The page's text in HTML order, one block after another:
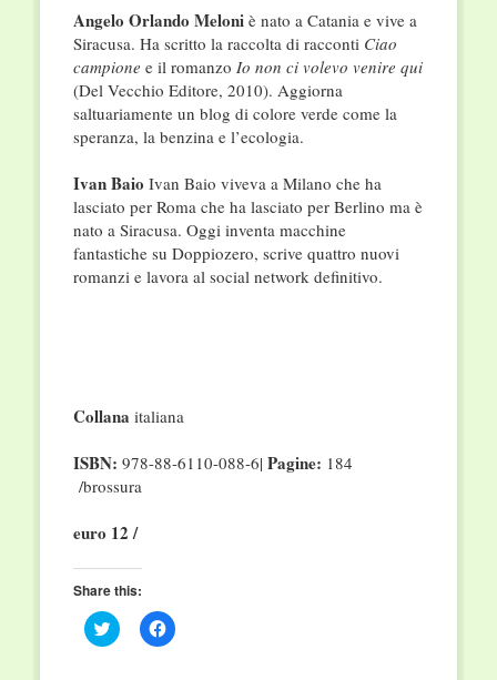
Angelo Orlando Meloniè nato a Catania e vive a
Siracusa. Ha scritto la raccolta di racconti Ciao
campione e il romanzo Io non ci volevo venire qui
(Del Vecchio Editore, 2010). Aggiorna
saltuariamente un blog di colore verde come la
speranza, la benzina e l’ecologia.
Ivan Baio Ivan Baio viveva a Milano che ha
lasciato per Roma che ha lasciato per Berlino ma è
nato a Siracusa. Oggi inventa macchine
fantastiche su Doppiozero, scrive quattro nuovi
romanzi e lavora al social network definitivo.
Collana italiana
ISBN: 978-88-6110-088-6| Pagine: 184
/brossura
euro 12 /
Share this:
Click
to
Click
to